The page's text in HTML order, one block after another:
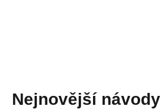
Nejnovější návody